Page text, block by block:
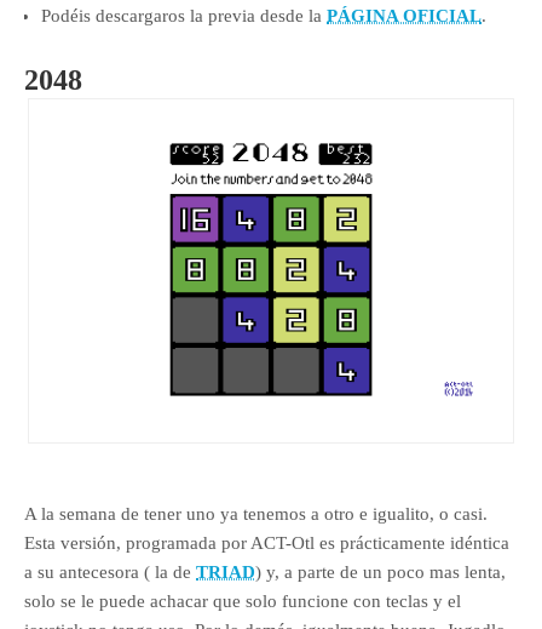
Podéis descargaros la previa desde la PÁGINA OFICIAL.
2048
A la semana de tener uno ya tenemos a otro e igualito, o casi.
Esta versión, programada por ACT-Otl es prácticamente idéntica
a su antecesora ( la de TRIAD) y, a parte de un poco mas lenta,
solo se le puede achacar que solo funcione con teclas y el